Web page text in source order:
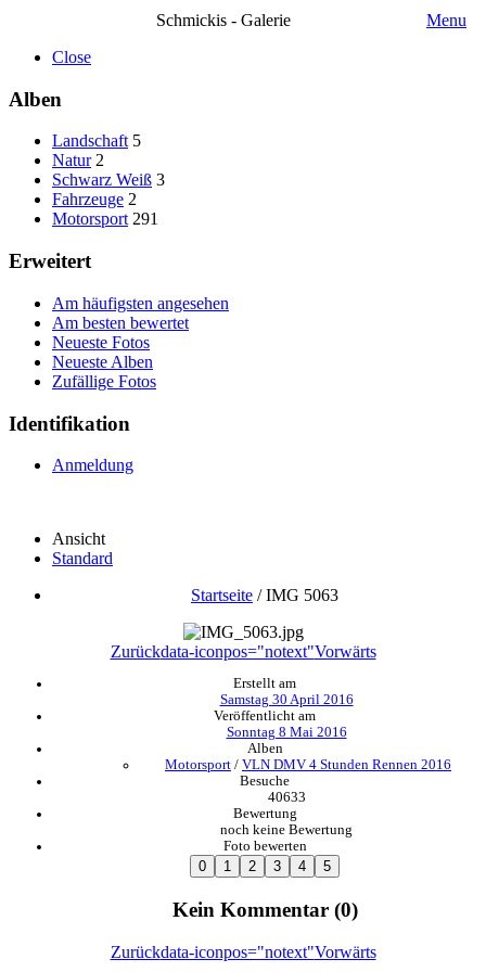
Schmickis - Galerie
Menu
Close
Alben
Landschaft 5
Natur 2
Schwarz Weiß 3
Fahrzeuge 2
Motorsport 291
Erweitert
Am häufigsten angesehen
Am besten bewertet
Neueste Fotos
Neueste Alben
Zufällige Fotos
Identifikation
Anmeldung
Ansicht
Standard
Startseite /IMG 5063
Zurückdata-iconpos="notext"Vorwärts
Erstellt am
Samstag 30 April 2016
Veröffentlicht am
Sonntag 8 Mai 2016
Alben
Motorsport / VLN DMV 4 Stunden Rennen 2016
Besuche
40633
Bewertung
noch keine Bewertung
Foto bewerten
Kein Kommentar (0)
Zurückdata-iconpos="notext"Vorwärts